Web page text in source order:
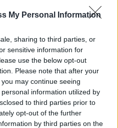
My Personal Information
sharing to third parties, or
sensitive information for
use the below opt-out
Please note that after your
may continue seeing
information utilized by
to third parties prior to
opt-out of the further
by third parties on the
Σία αλ Σουντάνι.
αυτές τις πιθανότητες
τις ενέργειες του
στη Γάζα», πρόσθεσε.
του Ισραήλ
περιοχή δεν μας ζητά
μέτωπα», πρόσθεσε,
που εξέδωσε το